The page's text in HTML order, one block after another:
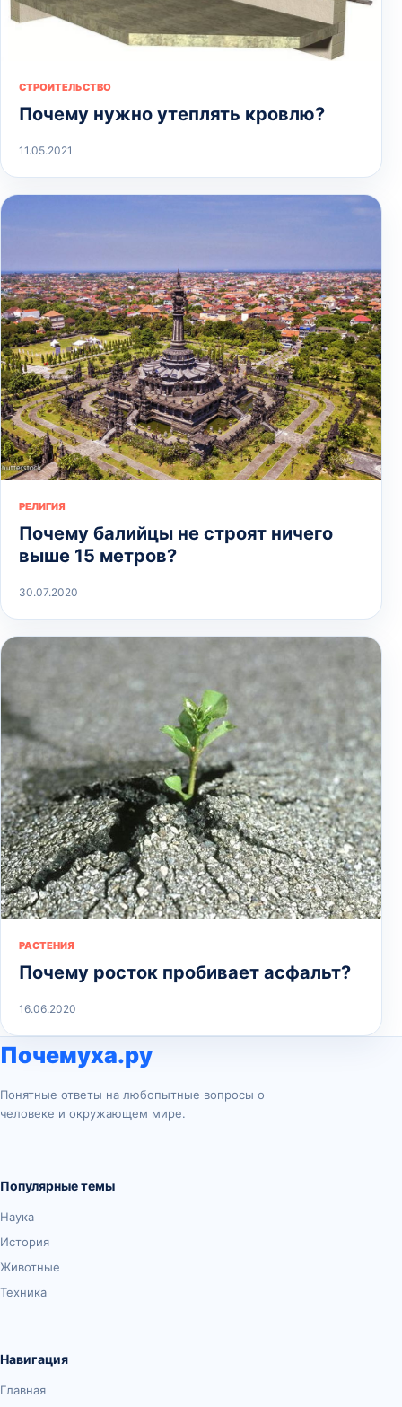
СТРОИТЕЛЬСТВО
Почему нужно утеплять кровлю?
11.05.2021
РЕЛИГИЯ
Почему балийцы не строят ничего
выше 15 метров?
30.07.2020
РАСТЕНИЯ
Почему росток пробивает асфальт?
16.06.2020
Почемуха.ру
Понятные ответы на любопытные вопросы о
человеке и окружающем мире.
Популярные темы
Наука
История
Животные
Техника
Навигация
Главная